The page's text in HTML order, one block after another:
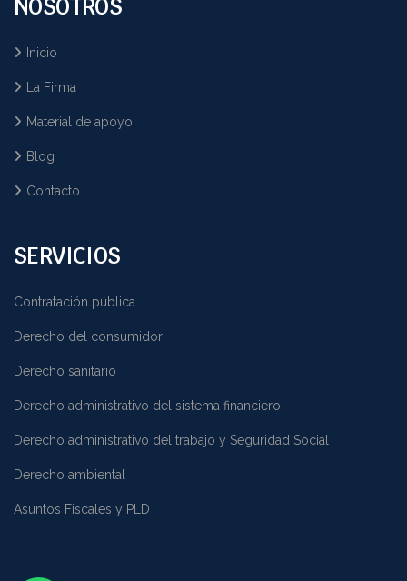
NOSOTROS
Inicio
La Firma
Material de apoyo
Blog
Contacto
SERVICIOS
Contratación pública
Derecho del consumidor
Derecho sanitario
Derecho administrativo del sistema financiero
Derecho administrativo del trabajo y Seguridad Social
Derecho ambiental
Asuntos Fiscales y PLD